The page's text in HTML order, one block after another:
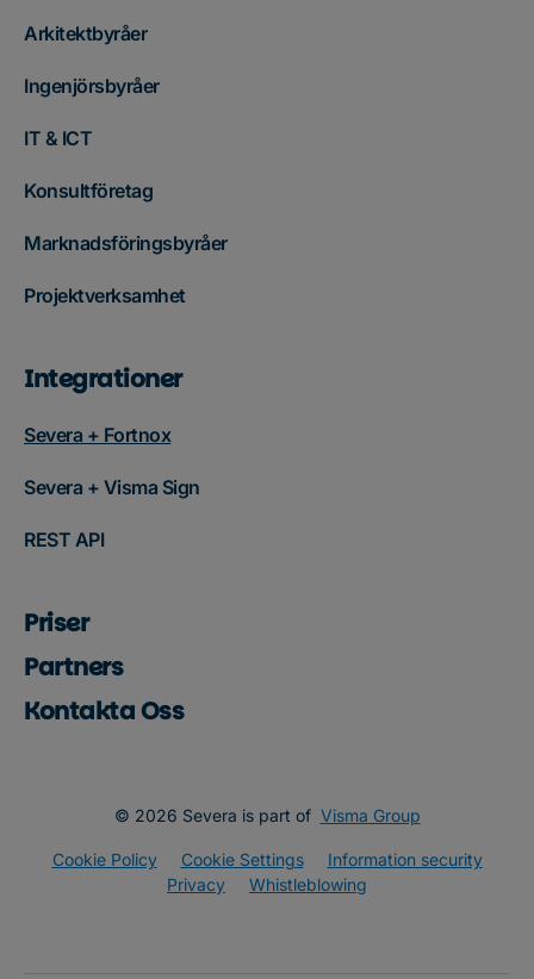
Arkitektbyråer
Ingenjörsbyråer
IT & ICT
Konsultföretag
Marknadsföringsbyråer
Projektverksamhet
Integrationer
Severa + Fortnox
Severa + Visma Sign
REST API
Priser
Partners
Kontakta Oss
© 2026 Severa is part of Visma Group
Cookie Policy Cookie Settings
Information security
Privacy
Whistleblowing